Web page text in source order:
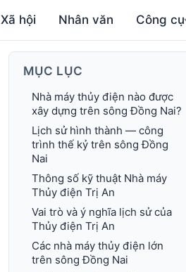
Xã hội Nhân văn Công cụ
MỤC LỤC
Nhà máy thủy điện nào được
xây dựng trên sông Đồng Nai?
Lịch sử hình thành — công
trình thế kỷ trên sông Đồng
Nai
Thông số kỹ thuật Nhà máy
Thủy điện Trị An
Vai trò và ý nghĩa lịch sử của
Thủy điện Trị An
Các nhà máy thủy điện lớn
trên sông Đồng Nai